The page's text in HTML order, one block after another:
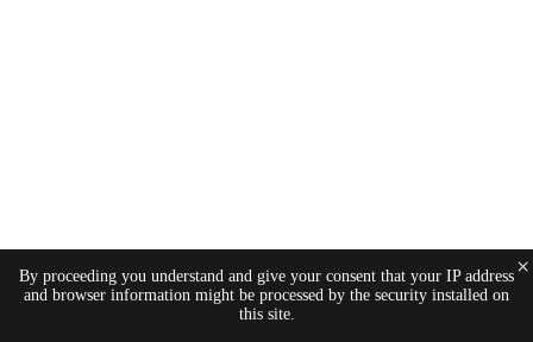
By proceeding you understand and give your consent that your IP address
and browser information might be processed by the security installed on
this site.
×